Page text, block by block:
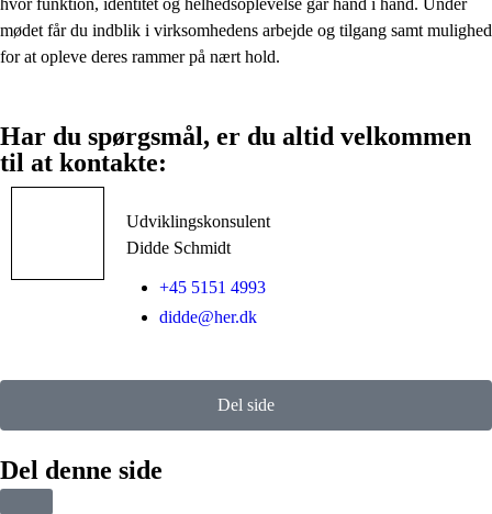
mødet får du indblik i virksomhedens arbejde og tilgang samt mulighed
for at opleve deres rammer på nært hold.
Har du spørgsmål, er du altid velkommen
til at kontakte:
Udviklingskonsulent
Didde Schmidt
+45 5151 4993
didde@her.dk
Del side
Del denne side